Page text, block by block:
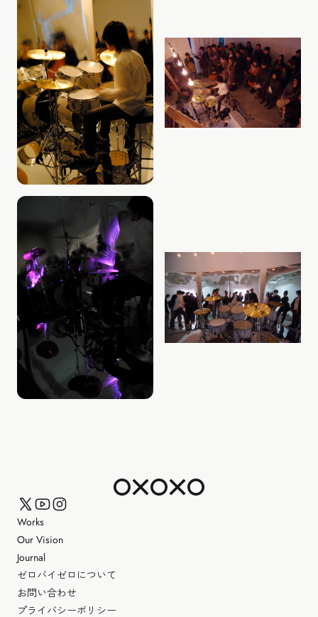
Works
Our Vision
Journal
ゼロバイゼロについて
お問い合わせ
プライバシーポリシー